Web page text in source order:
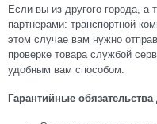
Если вы из другого города,
партнерами: транспортной
этом случае вам нужно
проверке товара службой
удобным вам способом.
Гарантийные